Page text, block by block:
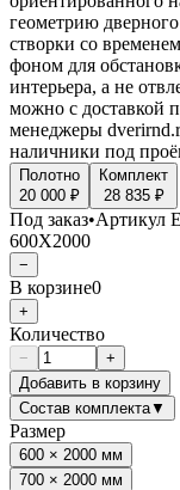
геометрию
створки со
фоном для
интерьера, а не
можно с доставкой
менеджеры
наличники под
Полотно
20 000 ₽
Комплект
28 835 ₽
Под заказ•Артикул
600X2000
−
В корзине0
+
Количество
−
+
Добавить в корзину
Состав комплекта▼
Размер
600 × 2000 мм
700 × 2000 мм